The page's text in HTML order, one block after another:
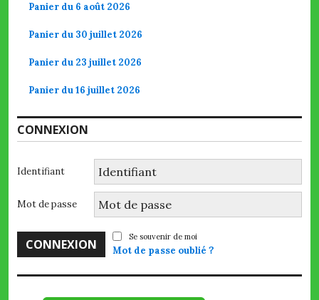
Panier du 6 août 2026
Panier du 30 juillet 2026
Panier du 23 juillet 2026
Panier du 16 juillet 2026
CONNEXION
Identifiant
Mot de passe
Se souvenir de moi
Mot de passe oublié ?